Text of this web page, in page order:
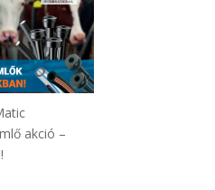
akció –